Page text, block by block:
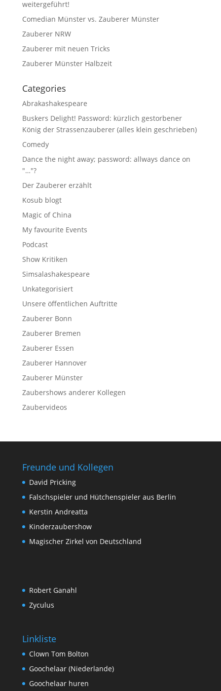
weitergeführt!
Comedian Münster vs. Zauberer Münster
Zauberer NRW
Zauberer mit neuen Tricks
Zauberer Münster Halbzeit
Categories
Abrakashakespeare
Buskers Delight! Password: kürzlich gestorbener
König der Strassenzauberer (alles klein geschrieben)
Comedy
Dance the night away; password: allways dance on
"…"?
Der Zauberer erzählt
Kosub blogt
Magic of China
My favourite Events
Podcast
Show Kritiken
Simsalashakespeare
Unkategorisiert
Unsere öffentlichen Auftritte
Zauberer Bonn
Zauberer Bremen
Zauberer Essen
Zauberer Hannover
Zauberer Münster
Zaubershows anderer Kollegen
Zaubervideos
Freunde und Kollegen
David Pricking
Falschspieler und Hütchenspieler aus Berlin
Kerstin Andreatta
Kinderzaubershow
Magischer Zirkel von Deutschland
Robert Ganahl
Zyculus
Linkliste
Clown Tom Bolton
Goochelaar (Niederlande)
Goochelaar huren